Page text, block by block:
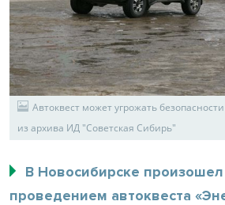
Автоквест может угрожать
из архива ИД "Советская Сибирь"
В Новосибирске
проведением автоквеста